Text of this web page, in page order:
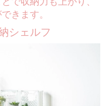
きます。
シェルフ